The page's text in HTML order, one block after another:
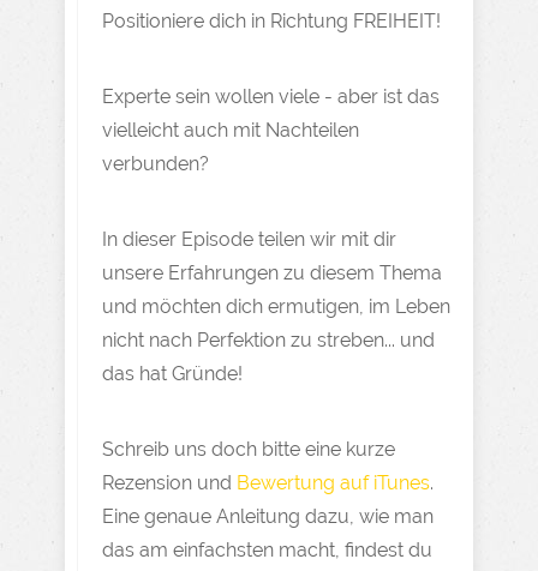
Positioniere dich in Richtung FREIHEIT!
Experte sein wollen viele - aber ist das
vielleicht auch mit Nachteilen
verbunden?​
In dieser Episode teilen wir mit dir
unsere Erfahrungen zu diesem Thema
und möchten dich ermutigen, im Leben
nicht nach Perfektion zu streben... und
das hat Gründe!
Schreib uns doch bitte eine kurze
Rezension und Bewertung auf iTunes.
Eine genaue Anleitung dazu, wie man
das am einfachsten macht, findest du